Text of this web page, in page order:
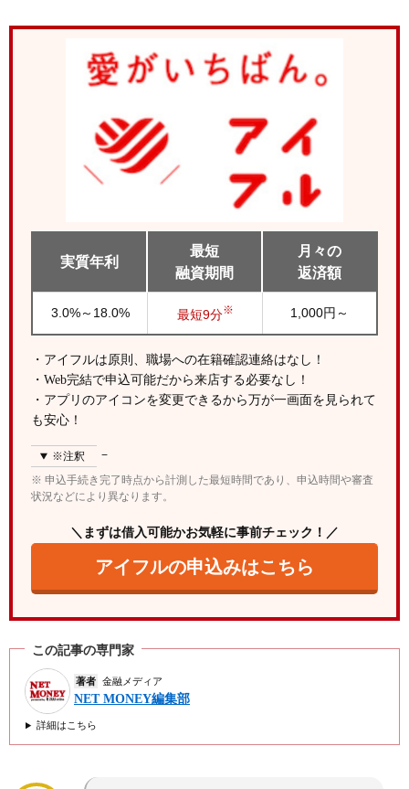
Web完結型の申込みで電話確認の必要がない
アプリやWebから申込みを完結させる
申込み情報を正確に記載する
アイフルは在籍確認なし？口コミを調査
アイフルで本当に在籍確認の電話はない？
在籍確認前に本人に電話はあるの？
スマホやパソコンから申込む
最短9分で審査完了！在籍確認なし
振込もしくはATMで即日借入！土日祝も対応可能
アプリや口座振替で返済する
ドローン
【プロミス】原則電話連絡なし！最短3分で借入完
了
【アコム】原則電話連絡なし！最短20分で融資OK
【レイク】原則在籍確認なし＆無利息期間が魅力
アイフルの在籍確認に関する注意点
振込融資を受けると家族にバレる可能性も
アイフルの在籍確認に関するよくある質問（Q&A）
アイフルは嘘の勤め先を提出したらバレますか？
アイフルの在籍確認は非通知ですか？
アイフルの在籍確認は50万円以下でもありますか？
実質年利
最短
融資期間
月々の
返済額
3.0%～18.0% 最短9分※ 1,000円～
・アイフルは原則、職場への在籍確認連絡はなし！
・Web完結で申込可能だから来店する必要なし！
・アプリのアイコンを変更できるから万が一画面を見られて
も安心！
※注釈
※ 申込手続き完了時点から計測した最短時間であり、申込時間や審査
状況などにより異なります。
＼まずは借入可能かお気軽に事前チェック！／
アイフルの申込みはこちら
この記事の専門家
著者 金融メディア
NET MONEY編集部
詳細はこちら